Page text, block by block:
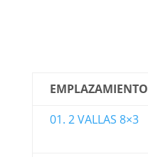
EMPLAZAMIENTO
01. 2 VALLAS 8×3